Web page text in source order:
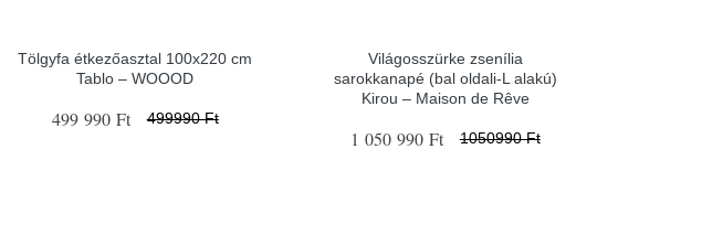
Tölgyfa étkezőasztal 100x220 cm
Tablo – WOOOD
499 990 Ft 499990 Ft
Világosszürke zsenília
sarokkanapé (bal oldali-L alakú)
Kirou – Maison de Rêve
1 050 990 Ft 1050990 Ft